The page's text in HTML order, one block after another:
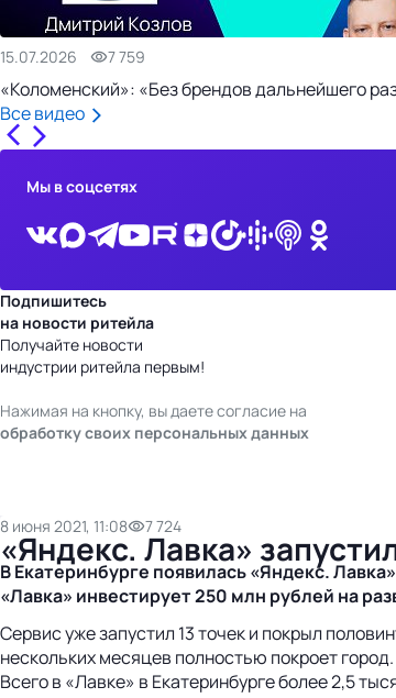
15.07.2026 7 759
«Коломенский»: «Без брендов дальнейшего
Все видео
Мы в соцсетях
Подпишитесь
на новости ритейла
Получайте новости
индустрии ритейла первым!
Нажимая на кнопку, вы даете согласие на
обработку своих персональных данных
8 июня 2021, 11:08 7 724
«Яндекс. Лавка»
В Екатеринбурге появилась «Яндекс.
«Лавка» инвестирует 250 млн рублей на
Сервис уже запустил 13 точек и покрыл
нескольких месяцев полностью покроет
Всего в «Лавке» в Екатеринбурге более 2,5